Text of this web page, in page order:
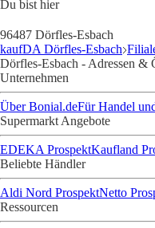
Du bist hier
96487 Dörfles-Esbach
kaufDA Dörfles-Esbach
Dörfles-Esbach - Adressen &
Unternehmen
Über Bonial.deFür Handel
Supermarkt Angebote
EDEKA ProspektKaufland
Beliebte Händler
Aldi Nord ProspektNetto
Ressourcen